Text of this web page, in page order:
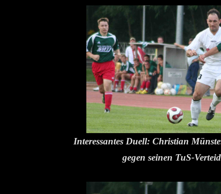
Interessantes Duell: Christian
gegen seinen TuS-